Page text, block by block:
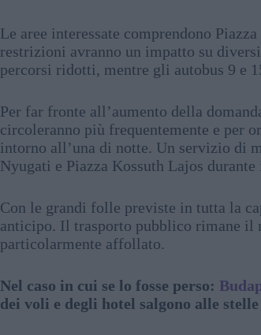
Le aree interessate comprendono
restrizioni avranno un impatto su
percorsi ridotti, mentre gli autobus 9 e
Per far fronte all’aumento della
circoleranno più frequentemente e per
intorno all’una di notte. Un servizio di
Nyugati e Piazza Kossuth Lajos
Con le grandi folle previste in tutta la
anticipo. Il trasporto pubblico rimane il
particolarmente affollato.
Nel caso in cui se lo fosse perso:
dei voli e degli hotel salgono alle stelle